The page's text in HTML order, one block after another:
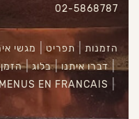
הזמנות תפריט מגשי
דברו איתנו
בלוג
הזמן
MENUS EN FRANCAIS
02-5868787